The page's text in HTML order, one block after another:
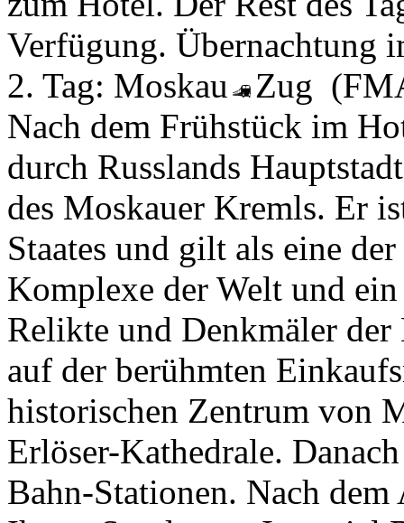
Verfügung. Übernachtung
2. Tag: Moskau Zug
Nach dem Frühstück im
durch Russlands
des Moskauer Kremls. Er
Staates und gilt als eine
Komplexe der Welt und
Relikte und Denkmäler
auf der berühmten
historischen Zentrum von
Erlöser-Kathedrale.
Bahn-Stationen. Nach